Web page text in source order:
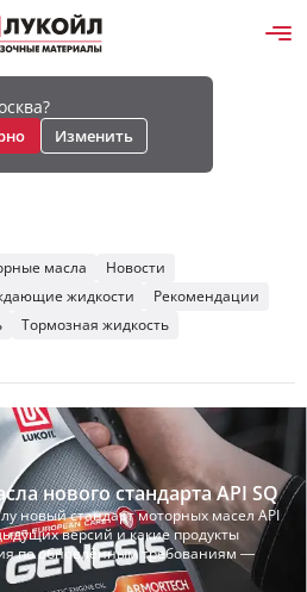
Изменить
масла
Новости
жидкости
Рекомендации
Тормозная жидкость
нового стандарта API SQ
новый стандарт моторных масел API
версий и какие продукты
по обновлённым требованиям —